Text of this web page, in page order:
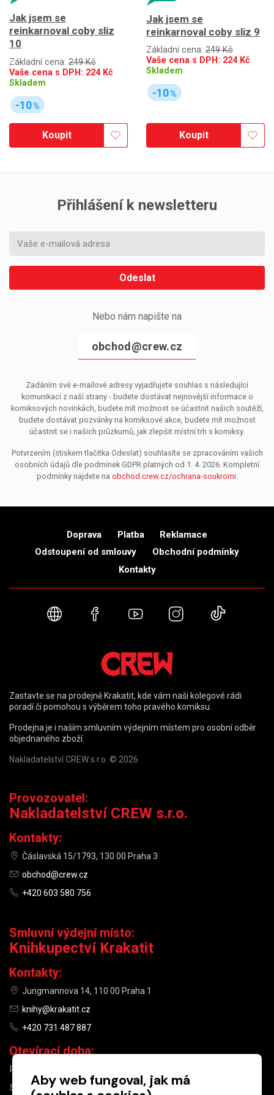
Jak jsem se
reinkarnoval coby sliz
10
Základní cena: 249 Kč
Vaše cena s DPH: 224Kč
Skladem
-10%
Koupit
Jak jsem se
reinkarnoval coby sliz 9
Základní cena: 249 Kč
Vaše cena s DPH: 224Kč
Skladem
-10%
Koupit
Přihlášení k newsletteru
Odeslat
Nebo nám napište na
obchod@crew.cz
Zadáním své e-mailové adresy vyjadřujete souhlas s následující
komunikací z naší strany - budete dostávat nejnovější informace o
komiksových novinkách, budete mít možnost se účastnit našich soutěží,
budete dostávat pozvánky na komiksové akce, budete mít možnost
účastnit se i našich průzkumů, jak zlepšit místní trh s komiksy.
Potvrzením (stiskem tlačítka Odeslat) souhlasíte se zpracováním vašich
osobních údajů dle podmínek GDPR platných od 1. 4. 2026. Kompletní
podmínky najdete na obchod.crew.cz/ochrana-soukromi.
Doprava Platba
Reklamace
Odstoupení od smlouvy
Obchodní podmínky
Kontakty
Webové stránky
FacebookYouTubeInstagram
Zastavte se na prodejně Krakatit, kde vám naši kolegové rádi
poradí či pomohou s výběrem toho pravého komiksu.
Prodejna je i naším smluvním výdejním místem pro osobní odběr
objednaného zboží.
Nakladatelství CREW s.r.o. © 2026
Provozovatel:
Nakladatelství CREW s.r.o.
Kontakty:
Čáslavská 15/1793, 130 00 Praha 3
obchod@crew.cz
+420 603 580 756
Smluvní výdejní místo:
Knihkupectví Krakatit
Kontakty:
Jungmannova 14, 110 00 Praha 1
knihy@krakatit.cz
+420 731 487 887
Otevírací doba:
PO–PÁ
SO
10:00–13:00
Aby web fungoval, jak má